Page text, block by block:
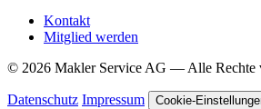
Kontakt
Mitglied werden
© 2026 Makler Service AG — Alle Rechte
Datenschutz Impressum Cookie-